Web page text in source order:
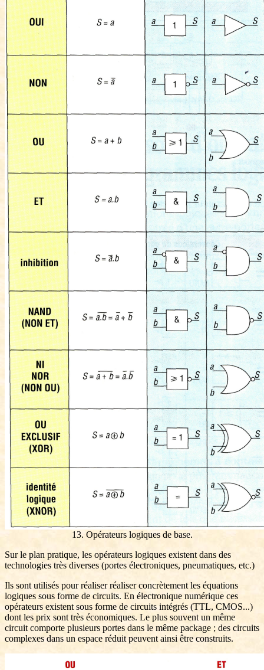
13. Opérateurs logiques de base.
Sur le plan pratique, les opérateurs logiques existent dans des
technologies très diverses (portes électroniques, pneumatiques, etc.)
Ils sont utilisés pour réaliser réaliser concrètement les équations
logiques sous forme de circuits. En électronique numérique ces
opérateurs existent sous forme de circuits intégrés (TTL, CMOS...)
dont les prix sont très économiques. Le plus souvent un même
circuit comporte plusieurs portes dans le même package ; des circuits
complexes dans un espace réduit peuvent ainsi être construits.